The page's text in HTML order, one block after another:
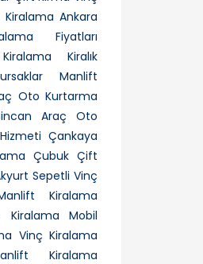
Ankara
Fiyatları
Kiralık
Manlift
Oto Kurtarma
Araç Oto
Çankaya
Çubuk Çift
Sepetli Vinç
Kiralama
Kiralama
Mobil
Vinç Kiralama
Kiralama